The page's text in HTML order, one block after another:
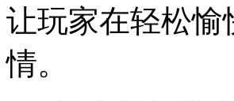
让玩家在轻松
情。